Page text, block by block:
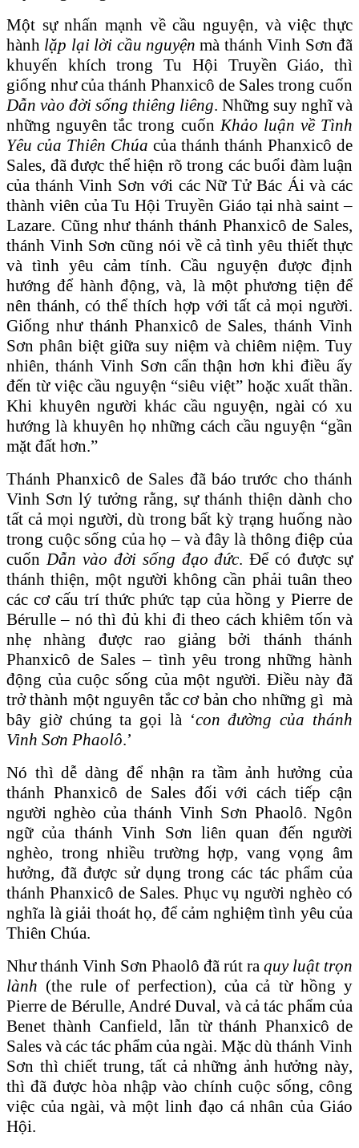
Một sự nhấn mạnh về cầu nguyện, và việc thực
hành lặp lại lời cầu nguyện mà thánh Vinh Sơn đã
khuyến khích trong Tu Hội Truyền Giáo, thì
giống như của thánh Phanxicô de Sales trong cuốn
Dẫn vào đời sống thiêng liêng. Những suy nghĩ và
những nguyên tắc trong cuốnKhảo luận về Tình
Yêu của Thiên Chúa của thánh thánh Phanxicô de
Sales, đã được thể hiện rõ trong các buổi đàm luận
của thánh Vinh Sơn với các Nữ Tử Bác Ái và các
thành viên của Tu Hội Truyền Giáo tại nhà saint –
Lazare. Cũng như thánh thánh Phanxicô de Sales,
thánh Vinh Sơn cũng nói về cả tình yêu thiết thực
và tình yêu cảm tính. Cầu nguyện được định
hướng để hành động, và, là một phương tiện để
nên thánh, có thể thích hợp với tất cả mọi người.
Giống như thánh Phanxicô de Sales, thánh Vinh
Sơn phân biệt giữa suy niệm và chiêm niệm. Tuy
nhiên, thánh Vinh Sơn cẩn thận hơn khi điều ấy
đến từ việc cầu nguyện “siêu việt” hoặc xuất thần.
Khi khuyên người khác cầu nguyện, ngài có xu
hướng là khuyên họ những cách cầu nguyện “gần
mặt đất hơn.”
Thánh Phanxicô de Sales đã báo trước cho thánh
Vinh Sơn lý tưởng rằng, sự thánh thiện dành cho
tất cả mọi người, dù trong bất kỳ trạng huống nào
trong cuộc sống của họ – và đây là thông điệp của
cuốnDẫn vào đời sống đạo đức. Để có được sự
thánh thiện, một người không cần phải tuân theo
các cơ cấu trí thức phức tạp của hồng y Pierre de
Bérulle – nó thì đủ khi đi theo cách khiêm tốn và
nhẹ nhàng được rao giảng bởi thánh thánh
Phanxicô de Sales – tình yêu trong những hành
động của cuộc sống của một người. Điều này đã
trở thành một nguyên tắc cơ bản cho những gì mà
bây giờ chúng ta gọi là ‘con đường của thánh
Vinh Sơn Phaolô.’
Nó thì dễ dàng để nhận ra tầm ảnh hưởng của
thánh Phanxicô de Sales đối với cách tiếp cận
người nghèo của thánh Vinh Sơn Phaolô. Ngôn
ngữ của thánh Vinh Sơn liên quan đến người
nghèo, trong nhiều trường hợp, vang vọng âm
hưởng, đã được sử dụng trong các tác phẩm của
thánh Phanxicô de Sales. Phục vụ người nghèo có
nghĩa là giải thoát họ, để cảm nghiệm tình yêu của
Thiên Chúa.
Như thánh Vinh Sơn Phaolô đã rút ra quy luật trọn
lành (the rule of perfection), của cả từ hồng y
Pierre de Bérulle, André Duval, và cả tác phẩm của
Benet thành Canfield, lẫn từ thánh Phanxicô de
Sales và các tác phẩm của ngài. Mặc dù thánh Vinh
Sơn thì chiết trung, tất cả những ảnh hưởng này,
thì đã được hòa nhập vào chính cuộc sống, công
việc của ngài, và một linh đạo cá nhân của Giáo
Hội.